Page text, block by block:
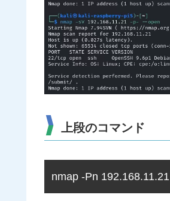
上段のコマンド
nmap -Pn 192.168.11.21